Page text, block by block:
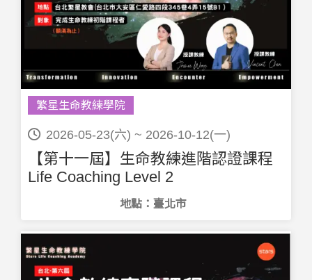
繁星生命教練學院
2026-05-23(六) ~ 2026-10-12(一)
【第十一屆】生命教練進階認證課程
Life Coaching Level 2
地點：臺北市